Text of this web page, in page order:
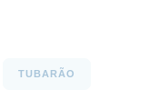
TUBARÃO